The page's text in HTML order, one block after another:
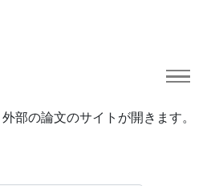
部の論文のサイトが開きます。
検索条件